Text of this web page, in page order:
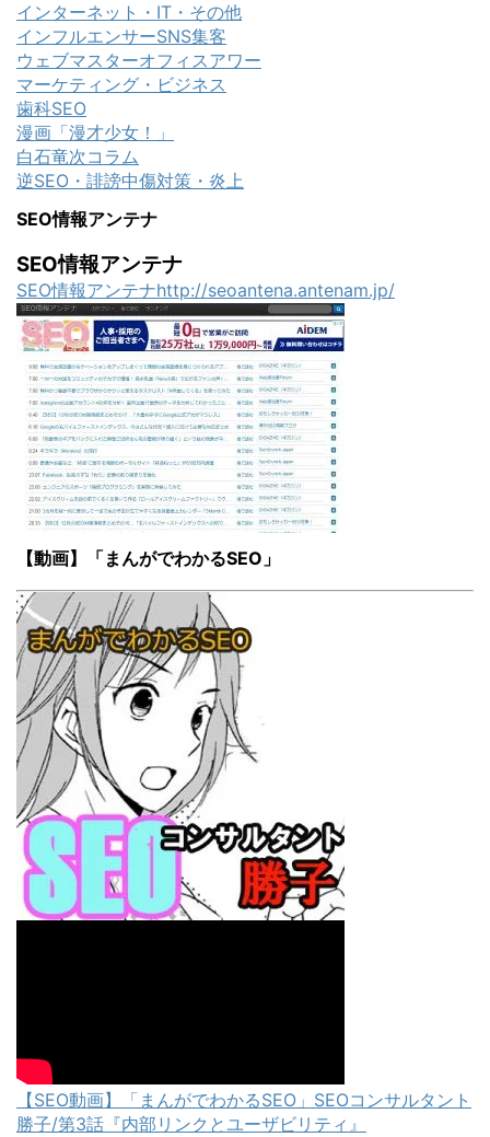
インターネット・IT・その他
インフルエンサーSNS集客
ウェブマスターオフィスアワー
マーケティング・ビジネス
歯科SEO
漫画「漫才少女！」
白石竜次コラム
逆SEO・誹謗中傷対策・炎上
SEO情報アンテナ
SEO情報アンテナ
SEO情報アンテナhttp://seoantena.antenam.jp/
【動画】「まんがでわかるSEO」
【SEO動画】「まんがでわかるSEO」SEOコンサルタント
勝子/第3話『内部リンクとユーザビリティ』